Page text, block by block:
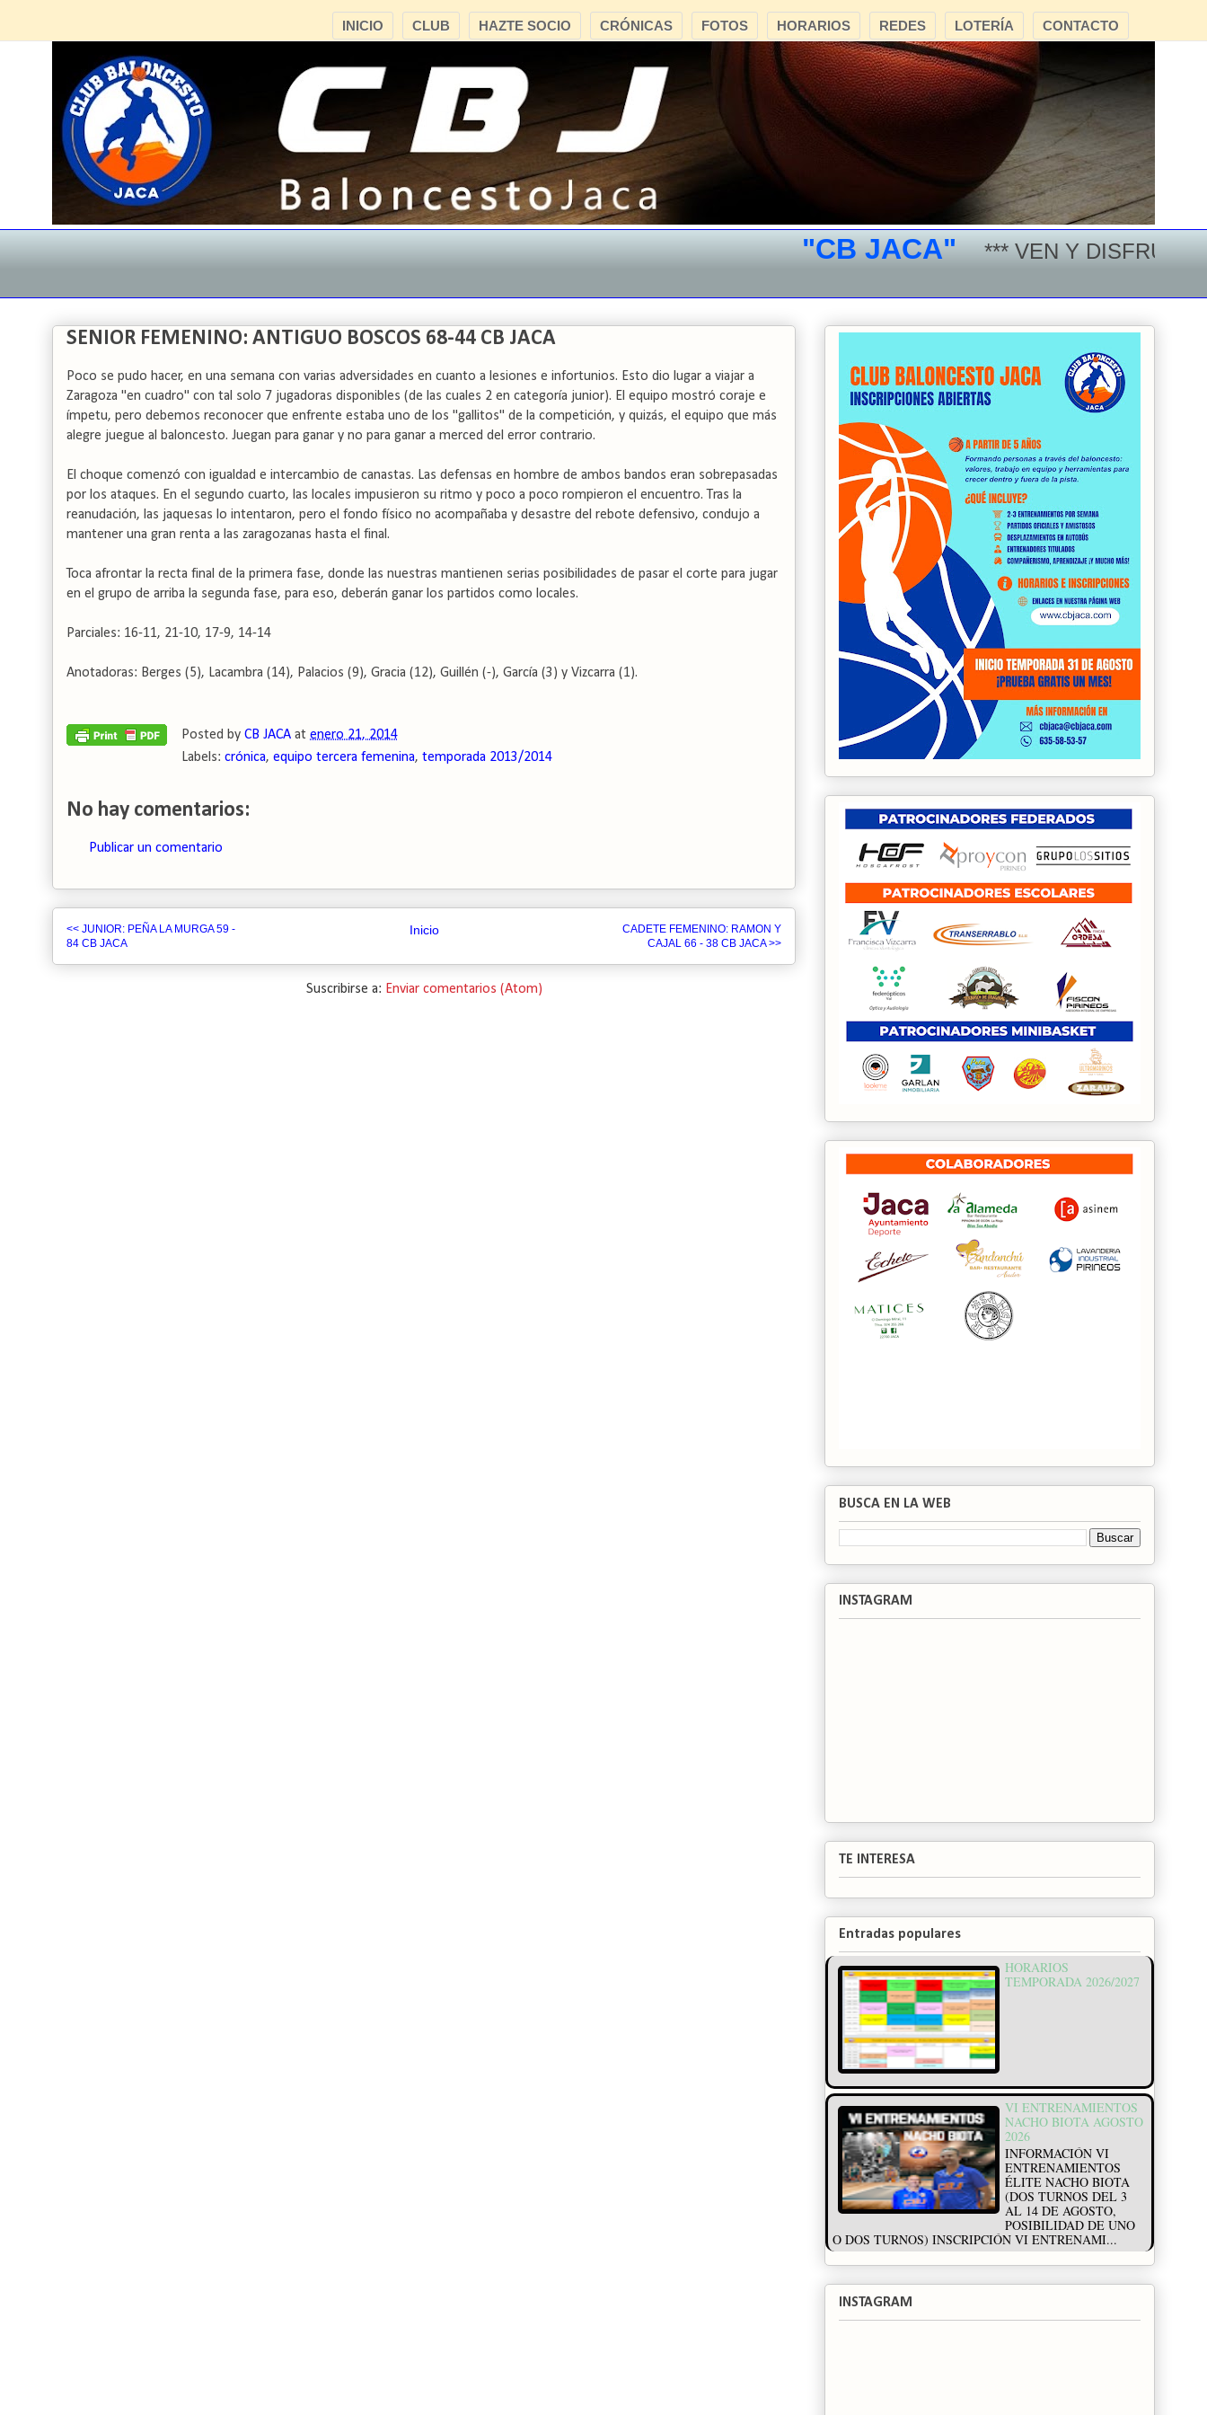
CONTACTO
LOTERÍA
REDES
HORARIOS
FOTOS
CRÓNICAS
HAZTE SOCIO
CLUB
INICIO
"CB JACA" *** VEN Y DISFRUTA DEL
SENIOR FEMENINO: ANTIGUO BOSCOS 68-44 CB JACA
Poco se pudo hacer, en una semana con varias adversidades en cuanto a lesiones e infortunios. Esto dio lugar a viajar a
Zaragoza "en cuadro" con tal solo 7 jugadoras disponibles (de las cuales 2 en categoría junior). El equipo mostró coraje e
ímpetu, pero debemos reconocer que enfrente estaba uno de los "gallitos" de la competición, y quizás, el equipo que más
alegre juegue al baloncesto. Juegan para ganar y no para ganar a merced del error contrario.
El choque comenzó con igualdad e intercambio de canastas. Las defensas en hombre de ambos bandos eran sobrepasadas
por los ataques. En el segundo cuarto, las locales impusieron su ritmo y poco a poco rompieron el encuentro. Tras la
reanudación, las jaquesas lo intentaron, pero el fondo físico no acompañaba y desastre del rebote defensivo, condujo a
mantener una gran renta a las zaragozanas hasta el final.
Toca afrontar la recta final de la primera fase, donde las nuestras mantienen serias posibilidades de pasar el corte para jugar
en el grupo de arriba la segunda fase, para eso, deberán ganar los partidos como locales.
Parciales: 16-11, 21-10, 17-9, 14-14
Anotadoras: Berges (5), Lacambra (14), Palacios (9), Gracia (12), Guillén (-), García (3) y Vizcarra (1).
Posted by CB JACA at enero 21, 2014
Labels: crónica, equipo tercera femenina, temporada 2013/2014
No hay comentarios:
Publicar un comentario
<< JUNIOR: PEÑA LA MURGA 59 -
84 CB JACA
CADETE FEMENINO: RAMON Y
CAJAL 66 - 38 CB JACA >>
Inicio
Suscribirse a: Enviar comentarios (Atom)
BUSCA EN LA WEB
INSTAGRAM
TE INTERESA
Entradas populares
HORARIOS
TEMPORADA 2026/2027
VI ENTRENAMIENTOS
NACHO BIOTA AGOSTO
2026
INFORMACIÓN VI
ENTRENAMIENTOS
ÉLITE NACHO BIOTA
(DOS TURNOS DEL 3
AL 14 DE AGOSTO,
POSIBILIDAD DE UNO
O DOS TURNOS) INSCRIPCIÓN VI ENTRENAMI...
INSTAGRAM